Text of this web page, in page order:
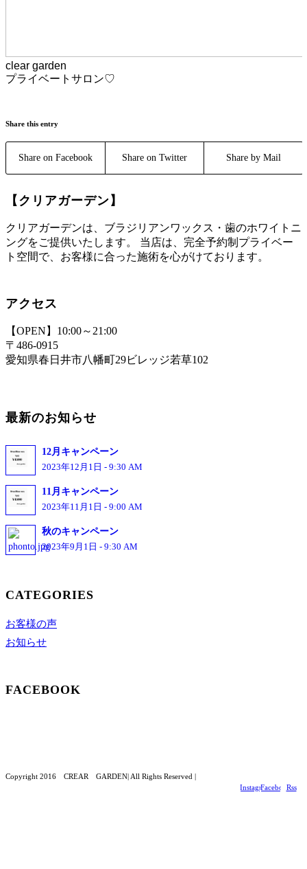
clear garden
プライベートサロン♡
Share this entry
Share on Facebook Share on Twitter Share by Mail
【クリアガーデン】
クリアガーデンは、ブラジリアンワックス・歯のホワイトニ
ングをご提供いたします。 当店は、完全予約制プライベー
ト空間で、お客様に合った施術を心がけております。
アクセス
【OPEN】10:00～21:00
〒486-0915
愛知県春日井市八幡町29ビレッジ若草102
最新のお知らせ
12月キャンペーン
2023年12月1日 - 9:30 AM
11月キャンペーン
2023年11月1日 - 9:00 AM
秋のキャンペーン
2023年9月1日 - 9:30 AM
CATEGORIES
お客様の声
お知らせ
FACEBOOK
Copyright 2016 CREAR GARDEN| All Rights Reserved |
InstagramFacebookRss